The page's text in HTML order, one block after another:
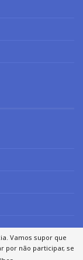
Vamos supor que
por não participar, se